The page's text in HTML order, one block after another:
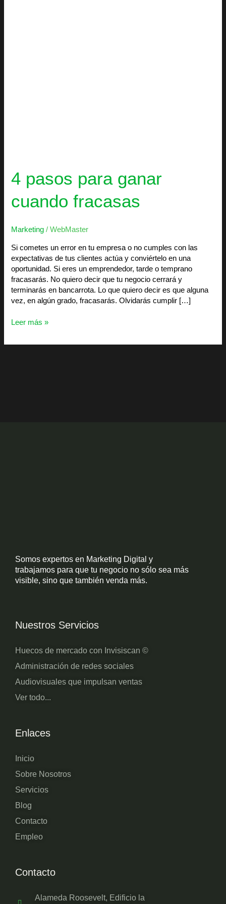
4 pasos para ganar
cuando fracasas
Marketing /WebMaster
Si cometes un error en tu empresa o no cumples con las
expectativas de tus clientes actúa y conviértelo en una
oportunidad. Si eres un emprendedor, tarde o temprano
fracasarás. No quiero decir que tu negocio cerrará y
terminarás en bancarrota. Lo que quiero decir es que alguna
vez, en algún grado, fracasarás. Olvidarás cumplir […]
Leer más »
Contacto
Alameda Roosevelt, Edificio la
Enlaces
Inicio
Sobre Nosotros
Servicios
Blog
Contacto
Empleo
Nuestros Servicios
Huecos de mercado con Invisiscan ©
Administración de redes sociales
Audiovisuales que impulsan ventas
Ver todo...
Somos expertos en Marketing Digital y
trabajamos para que tu negocio no sólo sea más
visible, sino que también venda más.